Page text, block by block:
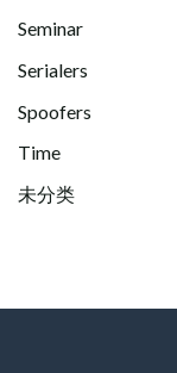
Seminar
Serialers
Spoofers
Time
未分类